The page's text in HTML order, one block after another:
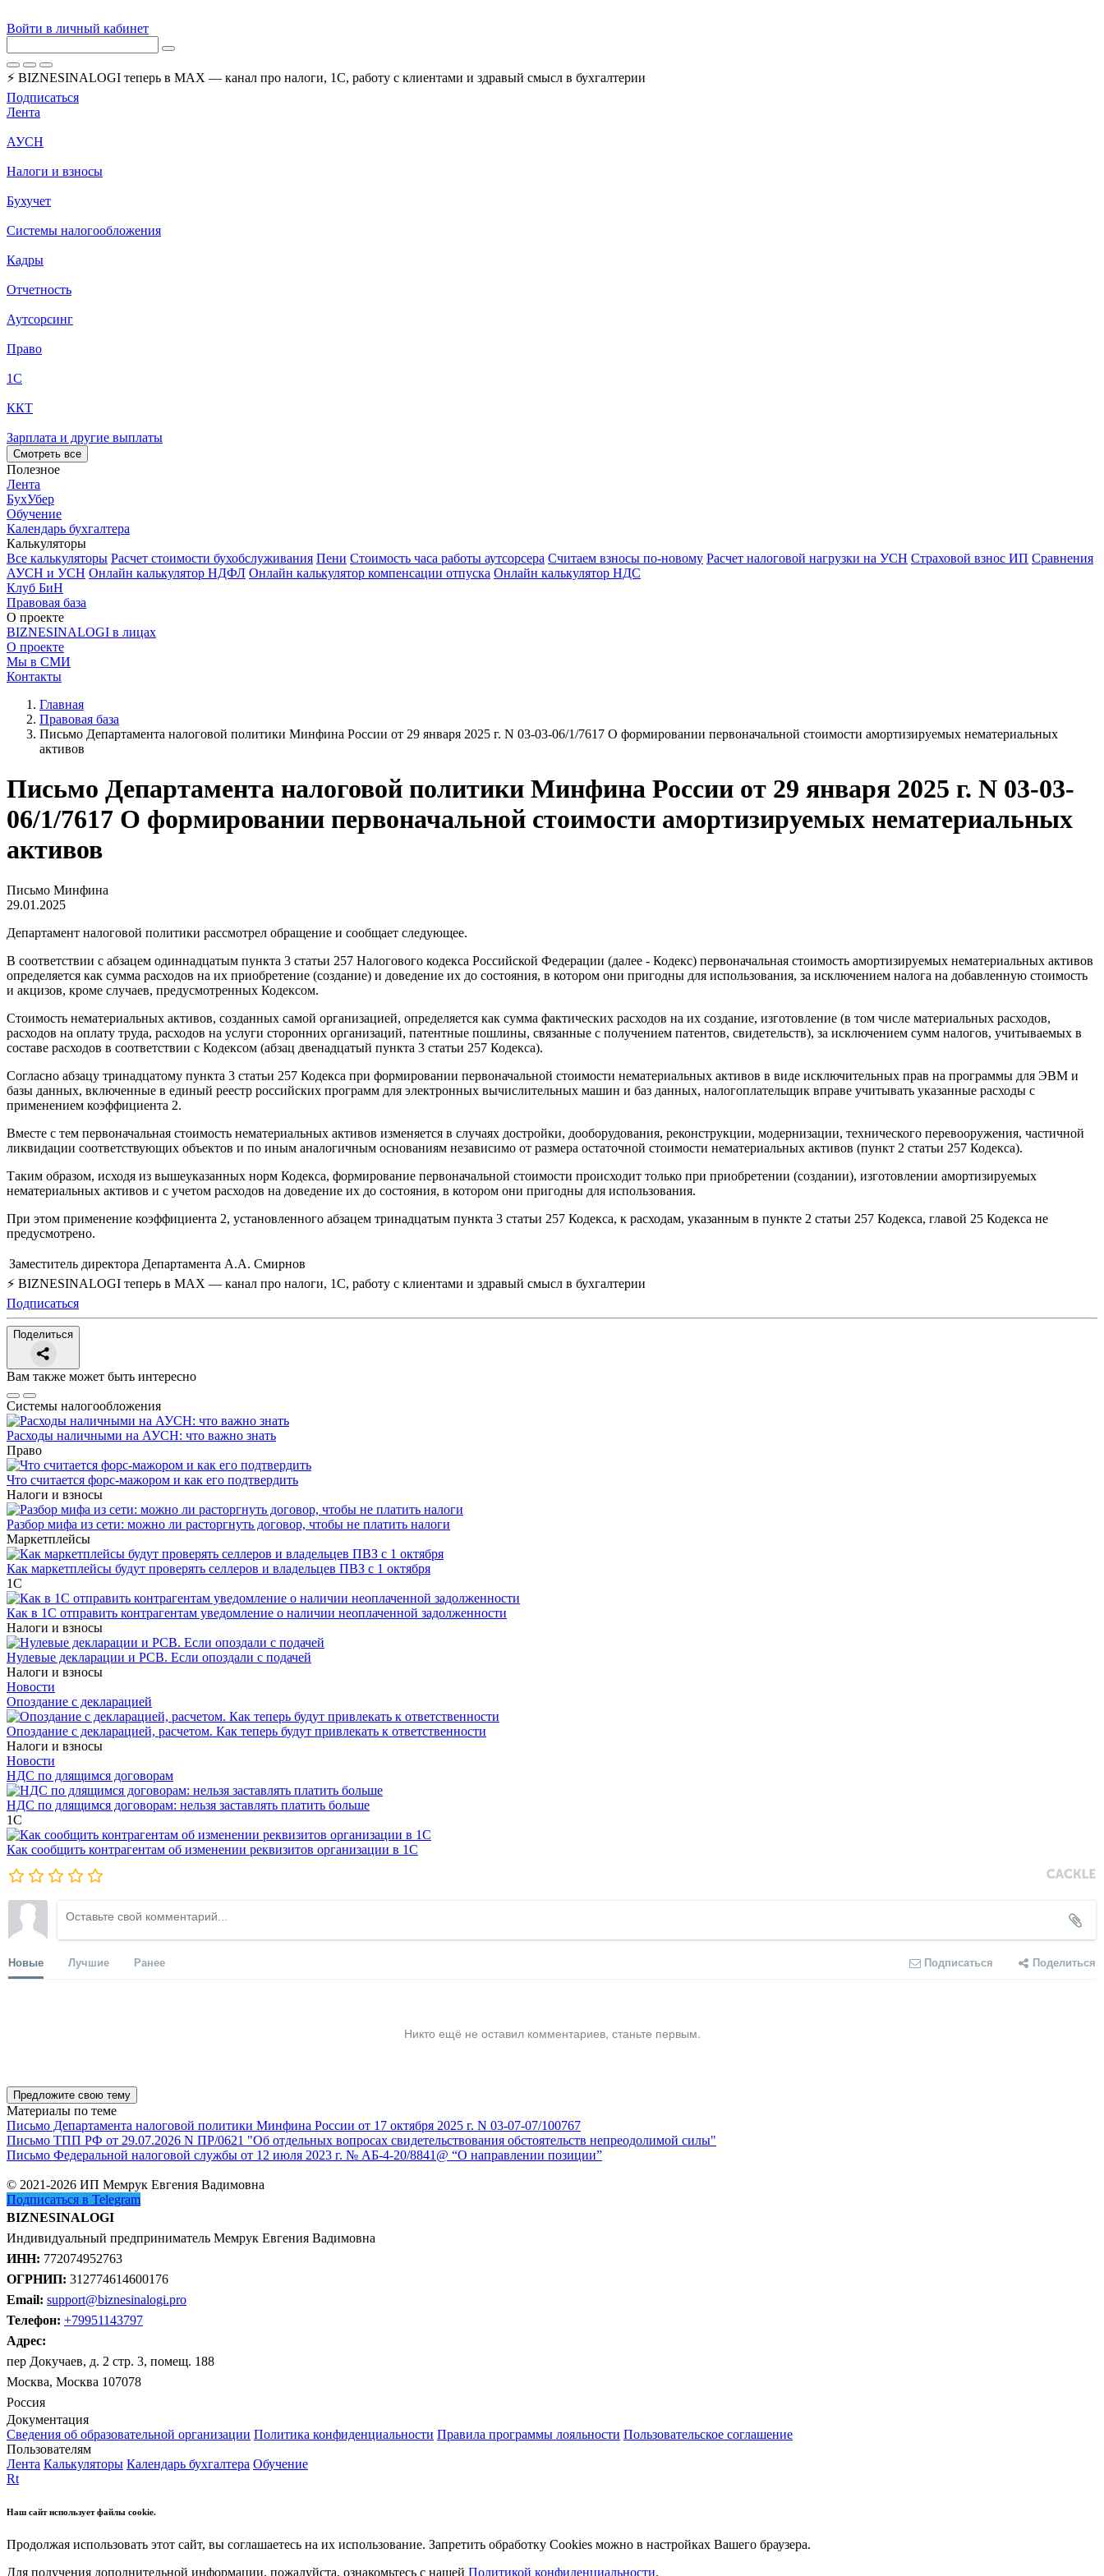
Войти в личный кабинет
⚡ BIZNESINALOGI теперь в MAX — канал про налоги, 1С, работу с клиентами и здравый смысл в бухгалтерии
Подписаться
Лента
АУСН
Налоги и взносы
Бухучет
Системы налогообложения
Кадры
Отчетность
Аутсорсинг
Право
1С
ККТ
Зарплата и другие выплаты
Смотреть все
Полезное
Лента
БухУбер
Обучение
Календарь бухгалтера
Калькуляторы
Все калькуляторы Расчет стоимости бухобслуживания Пени Стоимость часа работы аутсорсера Считаем взносы по-новому Расчет налоговой нагрузки на УСН Страховой взнос ИП Сравнения
АУСН и УСН Онлайн калькулятор НДФЛ Онлайн калькулятор компенсации отпуска Онлайн калькулятор НДС
Клуб БиН
Правовая база
О проекте
BIZNESINALOGI в лицах
О проекте
Мы в СМИ
Контакты
Главная
Правовая база
Письмо Департамента налоговой политики Минфина России от 29 января 2025 г. N 03-03-06/1/7617 О формировании первоначальной стоимости амортизируемых нематериальных
активов
Письмо Департамента налоговой политики Минфина России от 29 января 2025 г. N 03-03-
06/1/7617 О формировании первоначальной стоимости амортизируемых нематериальных
активов
Письмо Минфина
29.01.2025
Департамент налоговой политики рассмотрел обращение и сообщает следующее.
В соответствии с абзацем одиннадцатым пункта 3 статьи 257 Налогового кодекса Российской Федерации (далее - Кодекс) первоначальная стоимость амортизируемых нематериальных активов
определяется как сумма расходов на их приобретение (создание) и доведение их до состояния, в котором они пригодны для использования, за исключением налога на добавленную стоимость
и акцизов, кроме случаев, предусмотренных Кодексом.
Стоимость нематериальных активов, созданных самой организацией, определяется как сумма фактических расходов на их создание, изготовление (в том числе материальных расходов,
расходов на оплату труда, расходов на услуги сторонних организаций, патентные пошлины, связанные с получением патентов, свидетельств), за исключением сумм налогов, учитываемых в
составе расходов в соответствии с Кодексом (абзац двенадцатый пункта 3 статьи 257 Кодекса).
Согласно абзацу тринадцатому пункта 3 статьи 257 Кодекса при формировании первоначальной стоимости нематериальных активов в виде исключительных прав на программы для ЭВМ и
базы данных, включенные в единый реестр российских программ для электронных вычислительных машин и баз данных, налогоплательщик вправе учитывать указанные расходы с
применением коэффициента 2.
Вместе с тем первоначальная стоимость нематериальных активов изменяется в случаях достройки, дооборудования, реконструкции, модернизации, технического перевооружения, частичной
ликвидации соответствующих объектов и по иным аналогичным основаниям независимо от размера остаточной стоимости нематериальных активов (пункт 2 статьи 257 Кодекса).
Таким образом, исходя из вышеуказанных норм Кодекса, формирование первоначальной стоимости происходит только при приобретении (создании), изготовлении амортизируемых
нематериальных активов и с учетом расходов на доведение их до состояния, в котором они пригодны для использования.
При этом применение коэффициента 2, установленного абзацем тринадцатым пункта 3 статьи 257 Кодекса, к расходам, указанным в пункте 2 статьи 257 Кодекса, главой 25 Кодекса не
предусмотрено.
Заместитель директора Департамента А.А. Смирнов
⚡ BIZNESINALOGI теперь в MAX — канал про налоги, 1С, работу с клиентами и здравый смысл в бухгалтерии
Подписаться
Поделиться
Вам также может быть интересно
Системы налогообложения
Расходы наличными на АУСН: что важно знать
Право
Что считается форс-мажором и как его подтвердить
Налоги и взносы
Разбор мифа из сети: можно ли расторгнуть договор, чтобы не платить налоги
Маркетплейсы
Как маркетплейсы будут проверять селлеров и владельцев ПВЗ с 1 октября
1С
Как в 1С отправить контрагентам уведомление о наличии неоплаченной задолженности
Налоги и взносы
Нулевые декларации и РСВ. Если опоздали с подачей
Налоги и взносы
Новости
Опоздание с декларацией
Опоздание с декларацией, расчетом. Как теперь будут привлекать к ответственности
Налоги и взносы
Новости
НДС по длящимся договорам
НДС по длящимся договорам: нельзя заставлять платить больше
1С
Как сообщить контрагентам об изменении реквизитов организации в 1C
Новые Лучшие Ранее Подписаться Поделиться
Никто ещё не оставил комментариев, станьте первым.
Предложите свою тему
Материалы по теме
Письмо Департамента налоговой политики Минфина России от 17 октября 2025 г. N 03-07-07/100767
Письмо ТПП РФ от 29.07.2026 N ПР/0621 "Об отдельных вопросах свидетельствования обстоятельств непреодолимой силы"
Письмо Федеральной налоговой службы от 12 июля 2023 г. № АБ-4-20/8841@ “О направлении позиции”
© 2021-2026 ИП Мемрук Евгения Вадимовна
Подписаться в Telegram
BIZNESINALOGI
Индивидуальный предприниматель Мемрук Евгения Вадимовна
ИНН: 772074952763
ОГРНИП: 312774614600176
Email: support@biznesinalogi.pro
Телефон: +79951143797
Адрес:
пер Докучаев, д. 2 стр. 3, помещ. 188
Москва, Москва 107078
Россия
Документация
Сведения об образовательной организации Политика конфиденциальности Правила программы лояльности Пользовательское соглашение
Пользователям
Лента Калькуляторы Календарь бухгалтера Обучение
Rt
Наш сайт использует файлы cookie.
Продолжая использовать этот сайт, вы соглашаетесь на их использование. Запретить обработку Cookies можно в настройках Вашего браузера.
Для получения дополнительной информации, пожалуйста, ознакомьтесь с нашей Политикой конфиденциальности.